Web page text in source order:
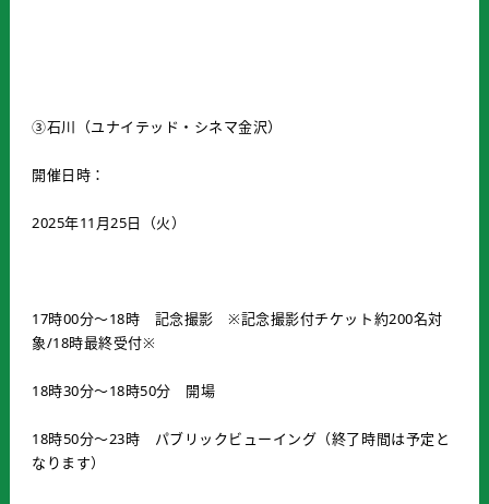
③石川（ユナイテッド・シネマ金沢）
開催日時：
2025年11月25日（火）
17時00分～18時 記念撮影 ※記念撮影付チケット約200名対
象/18時最終受付※
18時30分～18時50分 開場
18時50分～23時 パブリックビューイング（終了時間は予定と
なります）